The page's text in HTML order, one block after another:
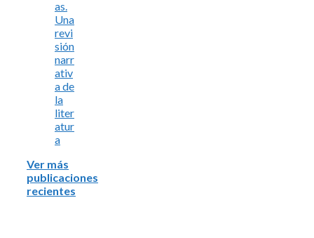
as.
Una
revi
sión
narr
ativ
a de
la
liter
atur
a
Ver más
publicaciones
recientes